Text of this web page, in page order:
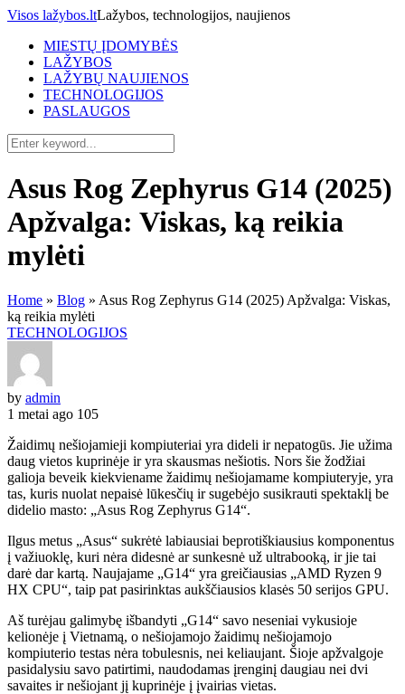
Visos lažybos.ltLažybos, technologijos, naujienos
MIESTŲ ĮDOMYBĖS
LAŽYBOS
LAŽYBŲ NAUJIENOS
TECHNOLOGIJOS
PASLAUGOS
Asus Rog Zephyrus G14 (2025)
Apžvalga: Viskas, ką reikia
mylėti
Home » Blog » Asus Rog Zephyrus G14 (2025) Apžvalga: Viskas,
ką reikia mylėti
TECHNOLOGIJOS
by admin
1 metai ago 105
Žaidimų nešiojamieji kompiuteriai yra dideli ir nepatogūs. Jie užima
daug vietos kuprinėje ir yra skausmas nešiotis. Nors šie žodžiai
galioja beveik kiekviename žaidimų nešiojamame kompiuteryje, yra
tas, kuris nuolat nepaisė lūkesčių ir sugebėjo susikrauti spektaklį be
didelio masto: „Asus Rog Zephyrus G14“.
Ilgus metus „Asus“ sukrėtė labiausiai beprotiškiausius komponentus
į važiuoklę, kuri nėra didesnė ar sunkesnė už ultrabooką, ir jie tai
darė dar kartą. Naujajame „G14“ yra greičiausias „AMD Ryzen 9
HX CPU“, taip pat pasirinktas aukščiausios klasės 50 serijos GPU.
Aš turėjau galimybę išbandyti „G14“ savo neseniai vykusioje
kelionėje į Vietnamą, o nešiojamojo žaidimų nešiojamojo
kompiuterio testas nėra tobulesnis, nei keliaujant. Šioje apžvalgoje
pasidalysiu savo patirtimi, naudodamas įrenginį daugiau nei dvi
savaites ir nešiojant jį kuprinėje į įvairias vietas.